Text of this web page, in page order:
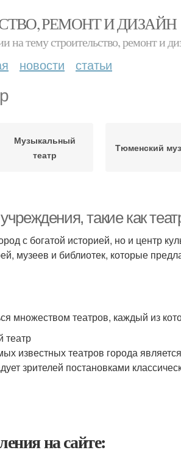
РЕМОНТ И ДИЗАЙН
на тему строительство, ремонт и
новости статьи
Музыкальный
театр
Тюменский
такие как
с богатой историей, но и центр
музеев и библиотек, которые
множеством театров, каждый из
театр
известных театров города
зрителей постановками
на сайте: